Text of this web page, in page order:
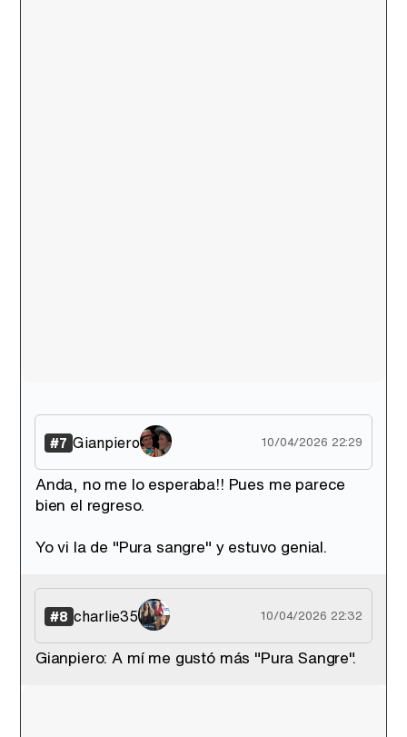
#7 Gianpiero 10/04/2026 22:29
Anda, no me lo esperaba!! Pues me parece
bien el regreso.
Yo vi la de "Pura sangre" y estuvo genial.
#8 charlie35 10/04/2026 22:32
Gianpiero: A mí me gustó más "Pura Sangre".